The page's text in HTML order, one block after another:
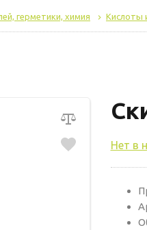
герметики, химия Кислоты
Нет в